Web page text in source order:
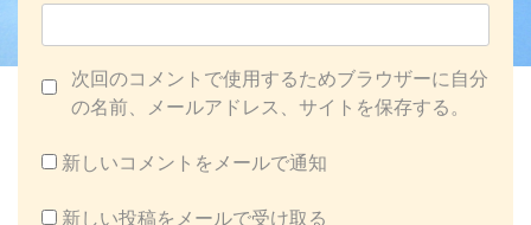
次回のコメントで使用するためブラウザーに自分
の名前、メールアドレス、サイトを保存する。
新しいコメントをメールで通知
新しい投稿をメールで受け取る